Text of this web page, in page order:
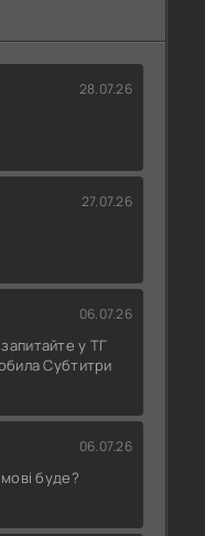
28.07.26
27.07.26
06.07.26
у ТГ
Субтитри
06.07.26
буде?